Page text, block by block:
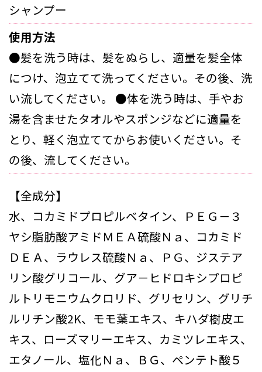
シャンプー
使用方法
●髪を洗う時は、髪をぬらし、適量を髪全体
につけ、泡立てて洗ってください。その後、洗
い流してください。 ●体を洗う時は、手やお
湯を含ませたタオルやスポンジなどに適量を
とり、軽く泡立ててからお使いください。そ
の後、流してください。
【全成分】
水、コカミドプロピルベタイン、ＰＥＧ－３
ヤシ脂肪酸アミドＭＥＡ硫酸Ｎａ、コカミド
ＤＥＡ、ラウレス硫酸Ｎａ、ＰＧ、ジステア
リン酸グリコール、グア－ヒドロキシプロピ
ルトリモニウムクロリド、グリセリン、グリチ
ルリチン酸2K、モモ葉エキス、キハダ樹皮エ
キス、ローズマリーエキス、カミツレエキス、
エタノール、塩化Ｎａ、ＢＧ、ペンテト酸５